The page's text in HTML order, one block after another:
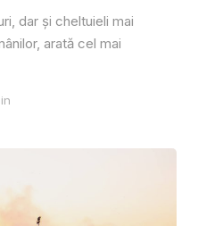
dar și cheltuieli mai
arată cel mai